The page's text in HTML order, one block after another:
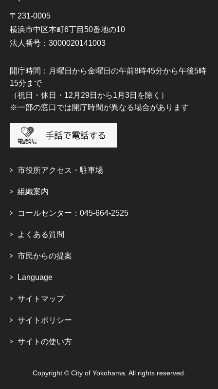
〒231-0005
横浜市中区本町6丁目50番地の10
法人番号：3000020141003
開庁時間：月曜日から金曜日の午前8時45分から午後5時
15分まで
（祝日・休日・12月29日から1月3日を除く）
※一部の窓口では開庁時間が異なる場合があります
市役所アクセス・駐車場
組織案内
コールセンター：045-664-2525
よくある質問
市民からの提案
Language
サイトマップ
サイトポリシー
サイトの使い方
Copyright © City of Yokohama. All rights reserved.